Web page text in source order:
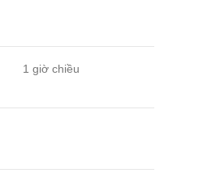
1 giờ chiều